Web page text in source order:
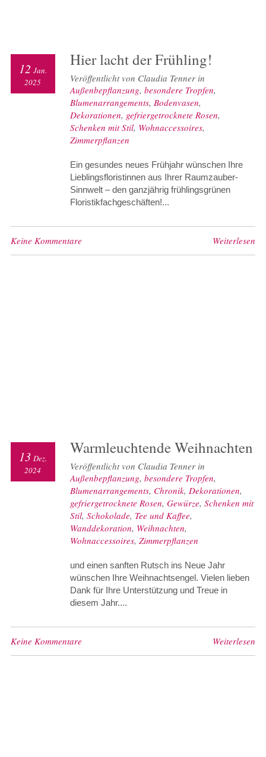
Hier lacht der Frühling!
12 Jan.
2025
Veröffentlicht von Claudia Tenner in
Außenbepflanzung, besondere Tropfen,
Blumenarrangements, Bodenvasen,
Dekorationen, gefriergetrocknete Rosen,
Schenken mit Stil, Wohnaccessoires,
Zimmerpflanzen
Ein gesundes neues Frühjahr wünschen Ihre
Lieblingsfloristinnen aus Ihrer Raumzauber-
Sinnwelt – den ganzjährig frühlingsgrünen
Floristikfachgeschäften!...
Keine Kommentare Weiterlesen
Warmleuchtende Weihnachten
13 Dez.
2024
Veröffentlicht von Claudia Tenner in
Außenbepflanzung, besondere Tropfen,
Blumenarrangements, Chronik, Dekorationen,
gefriergetrocknete Rosen, Gewürze, Schenken mit
Stil, Schokolade, Tee und Kaffee,
Wanddekoration, Weihnachten,
Wohnaccessoires, Zimmerpflanzen
und einen sanften Rutsch ins Neue Jahr
wünschen Ihre Weihnachtsengel. Vielen lieben
Dank für Ihre Unterstützung und Treue in
diesem Jahr....
Keine Kommentare Weiterlesen